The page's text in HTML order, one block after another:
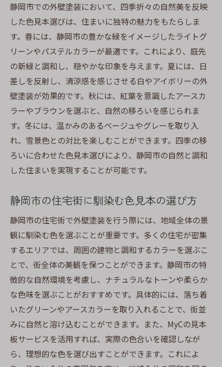
外壁塗装で表現する静岡市の文化
伝統と現代の融合を目指した色選び
静岡市の歴史を感じさせる色見本の活用
MyCが提供する見本板サービスで理想の外壁塗
装を実現する方法
MyCの見本板を活用した色選びの流れ
実際の外壁と見本板の色調整法
MyCのサービスで得られる納得の色選び
外壁塗装の満足度を高める見本板の活用法
静岡市の色選びに特化した見本板の提供
MyCの見本板で確実な外壁色選びを
取り入れたデザイン
静岡市の海をイメージしたブルー系の選び
方
山々との調和を図るアースカラーの活用法
自然の色彩を再現するための外壁デザイン
静岡市の自然景観を活かした色選びのヒン
ト
外壁に取り入れる静岡市の海と山の色合い
静岡市の自然を感じる外壁色の提案
外壁塗装で地域の魅力を引き立てる静岡市にぴ
静岡市での外壁塗装において、四季折々の自然美を反映
した色見本選びは、住まいに独特の魅力をもたらしま
す。春には、静岡市の豊かな緑をイメージしたライトグ
リーンやパステルカラーが最適です。これにより、庭先
の新緑と調和し、穏やかな印象を与えます。夏には、日
差しを反射し、清涼感を感じさせる白やアイボリーの外
壁塗装が効果的です。秋には、紅葉を意識したアースカ
ラーやブラウンを選ぶと、自然の移ろいを感じられま
す。冬には、温かみのあるベージュやグレーを取り入
れ、雪景色との対比を楽しむことができます。四季の移
ろいに合わせた色見本選びにより、静岡市の自然と調和
した住まいを実現することが可能です。
静岡市の住宅街に馴染む色見本の選び方
静岡市の住宅街で外壁塗装を行う際には、地域全体の景
観に馴染む色を選ぶことが重要です。多くの住宅が密集
するエリアでは、周囲の建物と調和するカラーを選ぶこ
とで、街全体の美観を保つことができます。静岡市の特
徴的な自然環境を考慮し、ナチュラルなトーンや柔らか
な色味を選ぶことがおすすめです。具体的には、落ち着
いたグリーンやアースカラーを取り入れることで、街並
みに自然と溶け込むことができます。また、MyCの見本
板サービスを活用すれば、実際の色合いを確認しなが
ら、理想的な色を選び出すことができます。これによ